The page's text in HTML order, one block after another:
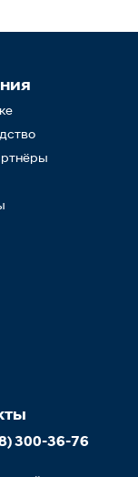
300-36-76